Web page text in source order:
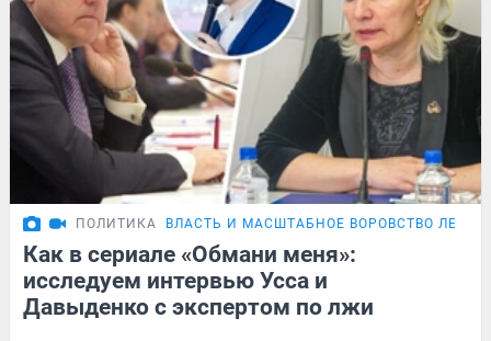
ПОЛИТИКА ВЛАСТЬ И МАСШТАБНОЕ ВОРОВСТВО ЛЕСА
Как в сериале «Обмани меня»:
исследуем интервью Усса и
Давыденко с экспертом по лжи